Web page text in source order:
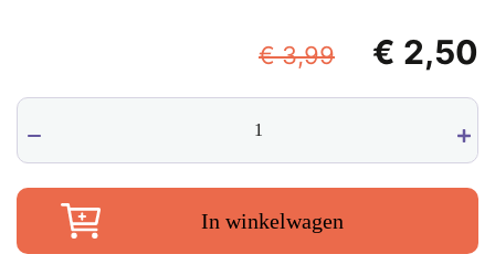
€3,99
€ 3,99.
€ 2,50
Howliet
splitarmband,
17-
18
aantal
In winkelwagen